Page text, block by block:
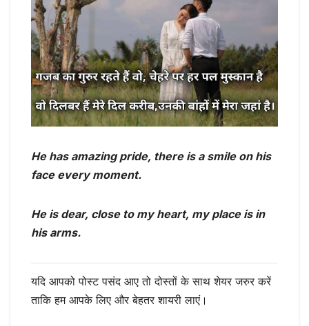
He has amazing pride, there is a smile on his
face every moment.
He is dear, close to my heart, my place is in
his arms.
यदि आपको पोस्ट पसंद आए तो दोस्तों के साथ शेयर जरुर करें
ताकि हम आपके लिए और बेहतर शायरी लाएं।